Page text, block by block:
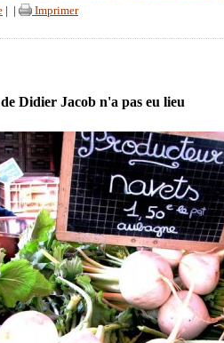
Imprimer
Didier Jacob n'a pas eu lieu